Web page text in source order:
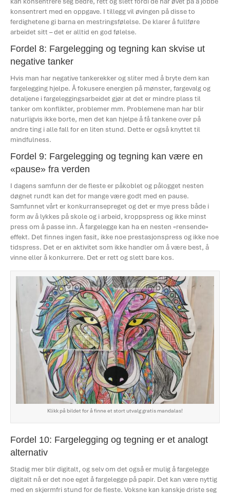
konsentrert med en oppgave. I tillegg vil øvingen på disse to
ferdighetene gi barna en mestringsfølelse. De klarer å fullføre
arbeidet sitt – det er alltid en god følelse.
Fordel 8: Fargelegging og tegning kan skvise ut
negative tanker
Hvis man har negative tankerekker og sliter med å bryte dem kan
fargelegging hjelpe. Å fokusere energien på mønster, fargevalg og
detaljene i fargeleggingsarbeidet gjør at det er mindre plass til
tanker om konflikter, problemer mm. Problemene man har blir
naturligvis ikke borte, men det kan hjelpe å få tankene over på
andre ting i alle fall for en liten stund. Dette er også knyttet til
mindfulness.
Fordel 9: Fargelegging og tegning kan være en
«pause» fra verden
I dagens samfunn der de fleste er påkoblet og pålogget nesten
døgnet rundt kan det for mange være godt med en pause.
Samfunnet vårt er konkurransepreget og det er mye press både i
form av å lykkes på skole og i arbeid, kroppspress og ikke minst
press om å passe inn. Å fargelegge kan ha en nesten «rensende»
effekt. Det finnes ingen fasit, ikke noe prestasjonspress og ikke noe
tidspress. Det er en aktivitet som ikke handler om å være best, å
vinne eller å konkurrere. Det er rett og slett bare kos.
Klikk på bildet for å finne et stort utvalg gratis mandalas!
Fordel 10: Fargelegging og tegning er et analogt
alternativ
Stadig mer blir digitalt, og selv om det også er mulig å fargelegge
digitalt nå er det noe eget å fargelegge på papir. Det kan være nyttig
med en skjermfri stund for de fleste. Voksne kan kanskje driste seg